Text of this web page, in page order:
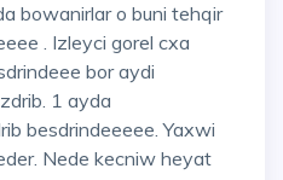
bowanirlar o buni tehqir
. Izleyci gorel cxa
bor aydi
1 ayda
besdrindeeeee. Yaxwi
Nede kecniw heyat